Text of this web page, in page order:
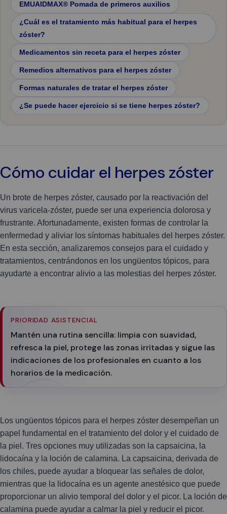
EMUAIDMAX® Pomada de primeros auxilios
¿Cuál es el tratamiento más habitual para el herpes
zóster?
Medicamentos sin receta para el herpes zóster
Remedios alternativos para el herpes zóster
Formas naturales de tratar el herpes zóster
¿Se puede hacer ejercicio si se tiene herpes zóster?
Cómo cuidar el herpes zóster
Un brote de herpes zóster, causado por la reactivación del
virus varicela-zóster, puede ser una experiencia dolorosa y
frustrante. Afortunadamente, existen formas de controlar la
enfermedad y aliviar los síntomas habituales del herpes zóster.
En esta sección, analizaremos consejos para el cuidado y
tratamientos, centrándonos en los ungüentos tópicos, para
ayudarte a encontrar alivio a las molestias del herpes zóster.
PRIORIDAD ASISTENCIAL
Mantén una rutina sencilla: limpia con suavidad,
refresca la piel, protege las zonas irritadas y sigue las
indicaciones de los profesionales en cuanto a los
horarios de la medicación.
Los ungüentos tópicos para el herpes zóster desempeñan un
papel fundamental en el tratamiento del dolor y el cuidado de
la piel. Tres opciones muy utilizadas son la capsaicina, la
lidocaína y la loción de calamina. La capsaicina, derivada de
los chiles, puede ayudar a bloquear las señales de dolor,
mientras que la lidocaína es un agente anestésico que puede
proporcionar un alivio temporal del dolor y el picor. La loción de
calamina puede ayudar a calmar la piel y reducir el picor.